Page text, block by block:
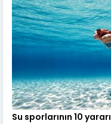
Su sporlarının 10 yararı